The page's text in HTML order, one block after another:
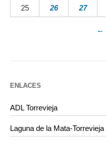
25 26 27
←
ENLACES
ADL Torrevieja
Laguna de la Mata-Torrevieja